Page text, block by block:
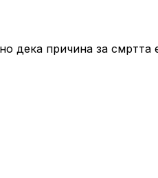
дека причина за смртта